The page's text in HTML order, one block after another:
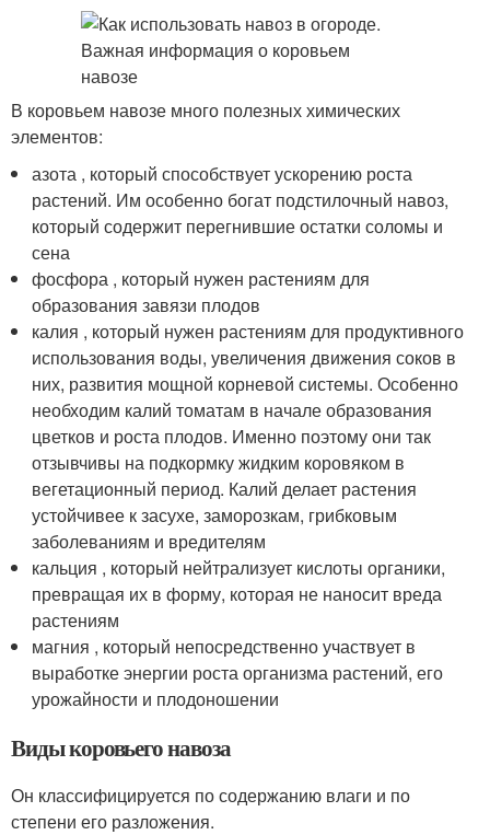
В коровьем навозе много полезных химических
элементов:
азота , который способствует ускорению роста
растений. Им особенно богат подстилочный навоз,
который содержит перегнившие остатки соломы и
сена
фосфора , который нужен растениям для
образования завязи плодов
калия , который нужен растениям для продуктивного
использования воды, увеличения движения соков в
них, развития мощной корневой системы. Особенно
необходим калий томатам в начале образования
цветков и роста плодов. Именно поэтому они так
отзывчивы на подкормку жидким коровяком в
вегетационный период. Калий делает растения
устойчивее к засухе, заморозкам, грибковым
заболеваниям и вредителям
кальция , который нейтрализует кислоты органики,
превращая их в форму, которая не наносит вреда
растениям
магния , который непосредственно участвует в
выработке энергии роста организма растений, его
урожайности и плодоношении
Виды коровьего навоза
Он классифицируется по содержанию влаги и по
степени его разложения.